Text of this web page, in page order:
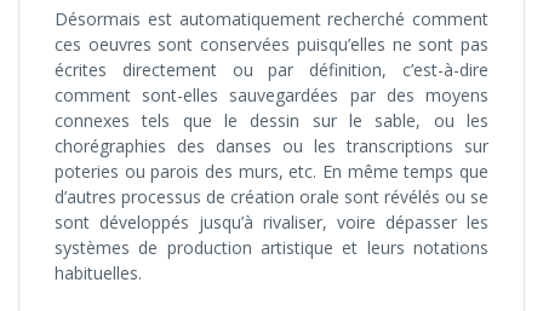
Désormais est automatiquement recherché comment
ces oeuvres sont conservées puisqu’elles ne sont pas
écrites directement ou par définition, c’est-à-dire
comment sont-elles sauvegardées par des moyens
connexes tels que le dessin sur le sable, ou les
chorégraphies des danses ou les transcriptions sur
poteries ou parois des murs, etc. En même temps que
d’autres processus de création orale sont révélés ou se
sont développés jusqu’à rivaliser, voire dépasser les
systèmes de production artistique et leurs notations
habituelles.